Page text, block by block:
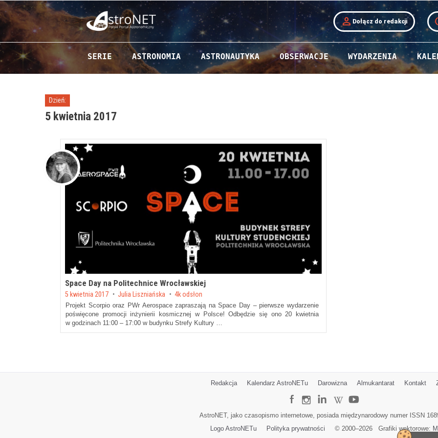
person Dołącz do redakcji
Przejdź do zawartości
SERIE ASTRONOMIA ASTRONAUTYKA OBSERWACJE WYDARZENIA
Dzień:
5 kwietnia 2017
Space Day na Politechnice Wrocławskiej
Posted on
5 kwietnia 2017 byJulia Liszniańska 4k odsłon
Projekt Scorpio oraz PWr Aerospace zapraszają na Space Day – pierwsze wydarzenie
poświęcone promocji inżynierii kosmicznej w Polsce! Odbędzie się ono 20 kwietnia
w godzinach 11:00 – 17:00 w budynku Strefy Kultury …
Redakcja Kalendarz AstroNETu Darowizna Almukantarat Kontakt
AstroNET, jako czasopismo internetowe, posiada międzynarodowy numer ISSN
Logo AstroNETu
Polityka prywatności © 2000–2026 Grafiki wektorowe: